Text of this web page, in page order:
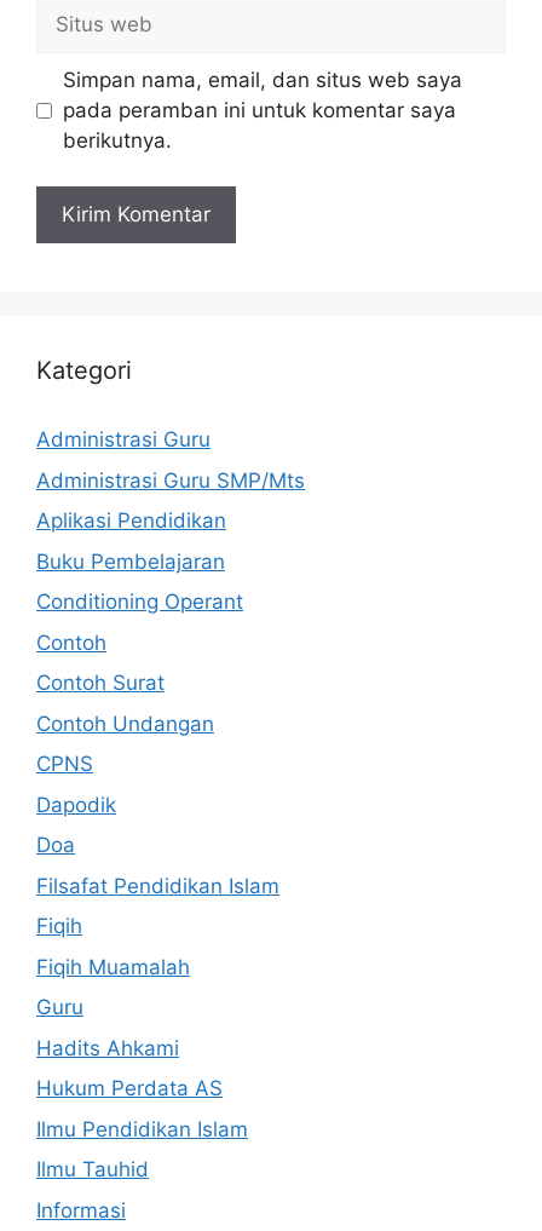
web
Simpan nama, email, dan situs web saya
pada peramban ini untuk komentar saya
berikutnya.
Kategori
Administrasi Guru
Administrasi Guru SMP/Mts
Aplikasi Pendidikan
Buku Pembelajaran
Conditioning Operant
Contoh
Contoh Surat
Contoh Undangan
CPNS
Dapodik
Doa
Filsafat Pendidikan Islam
Fiqih
Fiqih Muamalah
Guru
Hadits Ahkami
Hukum Perdata AS
Ilmu Pendidikan Islam
Ilmu Tauhid
Informasi